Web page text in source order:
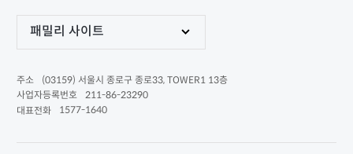
패밀리 사이트
주소
(03159) 서울시 종로구 종로33, TOWER1 13층
사업자등록번호
211-86-23290
대표전화
1577-1640